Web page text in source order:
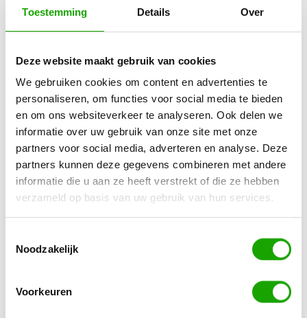
Toestemming Details Over
Deze website maakt gebruik van cookies
We gebruiken cookies om content en advertenties te
personaliseren, om functies voor social media te bieden
en om ons websiteverkeer te analyseren. Ook delen we
informatie over uw gebruik van onze site met onze
partners voor social media, adverteren en analyse. Deze
partners kunnen deze gegevens combineren met andere
informatie die u aan ze heeft verstrekt of die ze hebben
verzameld op basis van uw gebruik van hun services.
Noodzakelijk
Voorkeuren
Een bemiddeling op maat
Omgeving: Noord-Holland
Solliciteer nu!
Wil je solliciteren op deze vacature? Stuur een e-
mail met je CV en motivatie naar
vacature@flexpedia.nl
Terug naar vacature overzicht
Ben jij al medewerker van Flexpedia en heb je een
arbeidscontract of salarisuitbetaling? Klik dan op